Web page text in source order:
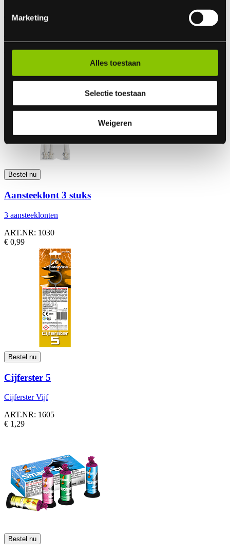
Marketing
Alles toestaan
Selectie toestaan
Weigeren
Aansteeklont
ART.NR: 1730
Aansteeklont 3 stuks
3 aansteeklonten
ART.NR: 1030
€ 0,99
Cijferster 5
Cijferster Vijf
ART.NR: 1605
€ 1,29